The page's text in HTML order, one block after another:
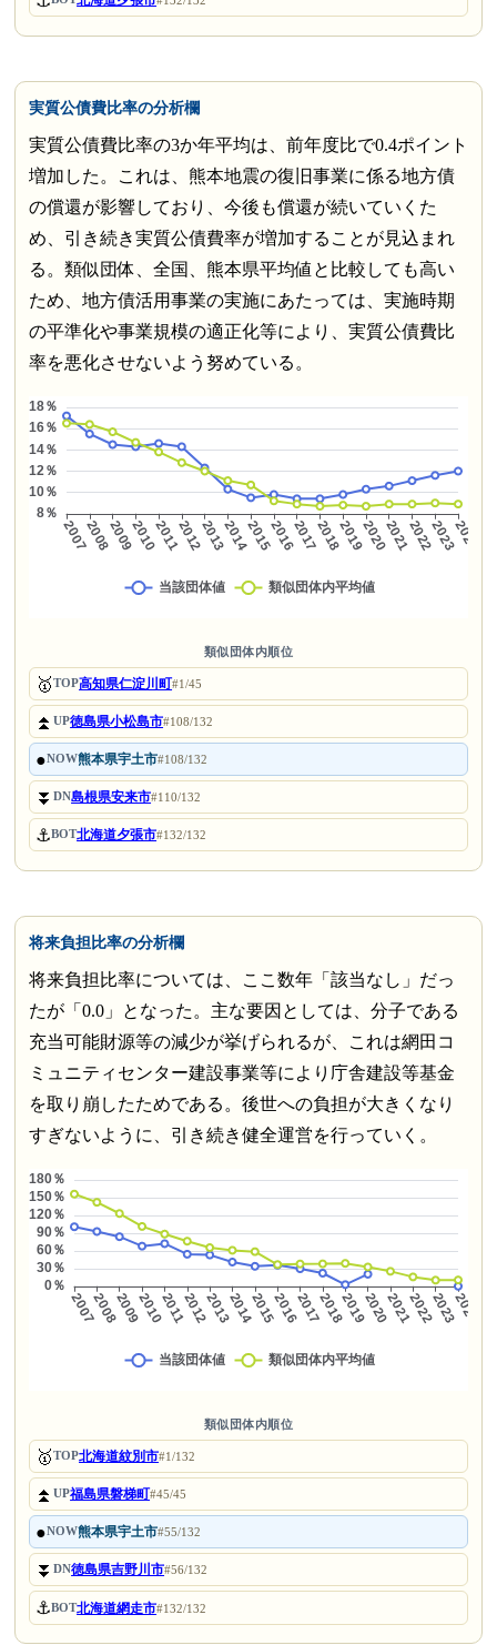
実質公債費比率の分析欄
実質公債費比率の3か年平均は、前年度比で0.4ポイント
増加した。これは、熊本地震の復旧事業に係る地方債
の償還が影響しており、今後も償還が続いていくた
め、引き続き実質公債費率が増加することが見込まれ
る。類似団体、全国、熊本県平均値と比較しても高い
ため、地方債活用事業の実施にあたっては、実施時期
の平準化や事業規模の適正化等により、実質公債費比
率を悪化させないよう努めている。
類似団体内順位
🥇TOP高知県仁淀川町#1/45
⏫UP徳島県小松島市#108/132
●NOW熊本県宇土市#108/132
⏬DN島根県安来市#110/132
⚓BOT北海道夕張市#132/132
将来負担比率の分析欄
将来負担比率については、ここ数年「該当なし」だっ
たが「0.0」となった。主な要因としては、分子である
充当可能財源等の減少が挙げられるが、これは網田コ
ミュニティセンター建設事業等により庁舎建設等基金
を取り崩したためである。後世への負担が大きくなり
すぎないように、引き続き健全運営を行っていく。
類似団体内順位
🥇TOP北海道紋別市#1/132
⏫UP福島県磐梯町#45/45
●NOW熊本県宇土市#55/132
⏬DN徳島県吉野川市#56/132
⚓BOT北海道網走市#132/132